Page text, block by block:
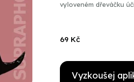
vyloveném dřeváčku
69 Kč
Vyzkoušej